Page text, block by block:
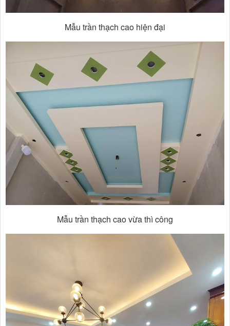
Mẫu trần thạch cao hiện đại
Mẫu trần thạch cao vừa thì công